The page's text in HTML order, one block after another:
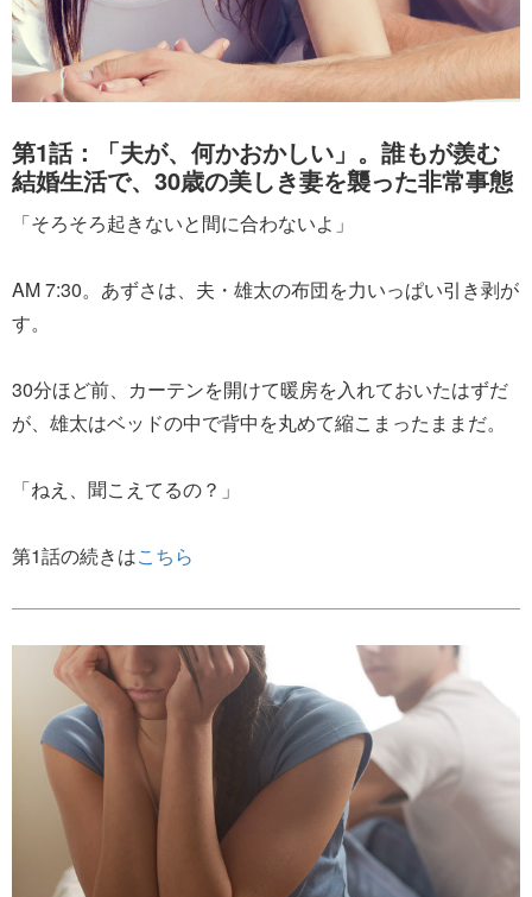
第1話：「夫が、何かおかしい」。誰もが羨む
結婚生活で、30歳の美しき妻を襲った非常事態
「そろそろ起きないと間に合わないよ」
AM 7:30。あずさは、夫・雄太の布団を力いっぱい引き剥が
す。
30分ほど前、カーテンを開けて暖房を入れておいたはずだ
が、雄太はベッドの中で背中を丸めて縮こまったままだ。
「ねえ、聞こえてるの？」
第1話の続きはこちら